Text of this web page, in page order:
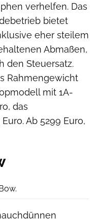
verhelfen. Das
bietet
eher steilem
Abmaßen,
den Steuersatz.
Rahmengewicht
mit 1A-
das
Ab 5299 Euro,